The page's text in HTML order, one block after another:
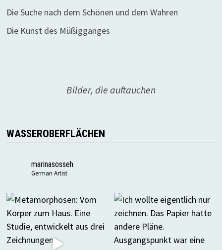
Die Suche nach dem Schönen und dem Wahren
Die Kunst des Müßigganges
Bilder, die auftauchen
WASSEROBERFLÄCHEN
marinasosseh
German Artist